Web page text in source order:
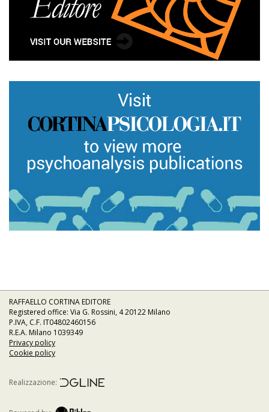
RAFFAELLO CORTINA EDITORE
Registered office: Via G. Rossini, 4 20122 Milano
P.IVA, C.F. IT04802460156
R.E.A. Milano 1039349
Privacy policy
Cookie policy
Realizzazione: